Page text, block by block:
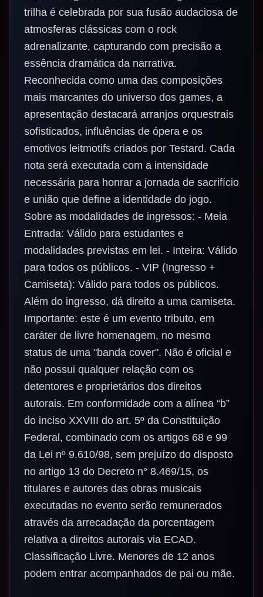
trilha é celebrada por sua fusão audaciosa de
atmosferas clássicas com o rock
adrenalizante, capturando com precisão a
essência dramática da narrativa.
Reconhecida como uma das composições
mais marcantes do universo dos games, a
apresentação destacará arranjos orquestrais
sofisticados, influências de ópera e os
emotivos leitmotifs criados por Testard. Cada
nota será executada com a intensidade
necessária para honrar a jornada de sacrifício
e união que define a identidade do jogo.
Sobre as modalidades de ingressos: - Meia
Entrada: Válido para estudantes e
modalidades previstas em lei. - Inteira: Válido
para todos os públicos. - VIP (Ingresso +
Camiseta): Válido para todos os públicos.
Além do ingresso, dá direito a uma camiseta.
Importante: este é um evento tributo, em
caráter de livre homenagem, no mesmo
status de uma "banda cover". Não é oficial e
não possui qualquer relação com os
detentores e proprietários dos direitos
autorais. Em conformidade com a alínea “b”
do inciso XXVIII do art. 5º da Constituição
Federal, combinado com os artigos 68 e 99
da Lei nº 9.610/98, sem prejuízo do disposto
no artigo 13 do Decreto n° 8.469/15, os
titulares e autores das obras musicais
executadas no evento serão remunerados
através da arrecadação da porcentagem
relativa a direitos autorais via ECAD.
Classificação Livre. Menores de 12 anos
podem entrar acompanhados de pai ou mãe.